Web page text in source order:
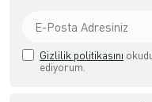
Gizlilik politikasını
ediyorum.